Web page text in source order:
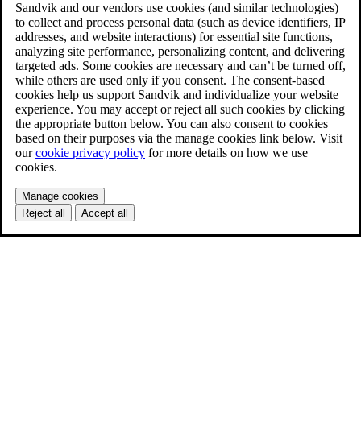
Sandvik and our vendors use cookies (and similar technologies)
to collect and process personal data (such as device identifiers, IP
addresses, and website interactions) for essential site functions,
analyzing site performance, personalizing content, and delivering
targeted ads. Some cookies are necessary and can’t be turned off,
while others are used only if you consent. The consent-based
cookies help us support Sandvik and individualize your website
experience. You may accept or reject all such cookies by clicking
the appropriate button below. You can also consent to cookies
based on their purposes via the manage cookies link below. Visit
ourcookie privacy policy for more details on how we use
cookies.
Manage cookies
Reject all
Accept all